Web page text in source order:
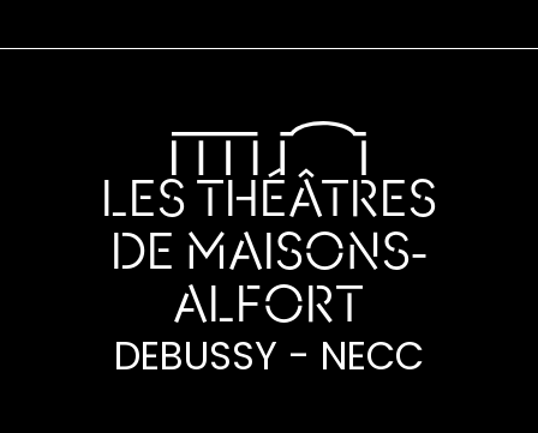
LES THÉÂTRES
DE MAISONS-
ALFORT
DEBUSSY - NECC